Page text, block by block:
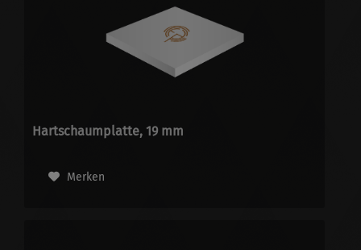
Hartschaumplatte, 19 mm
Merken